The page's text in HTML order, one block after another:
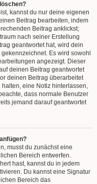
kannst du nur deine eigenen
Beitrag bearbeiten, indem
Beitrag anklickst;
nach seiner Erstellung
geantwortet hat, wird dein
Es wird sowohl
angezeigt. Dieser
deinen Beitrag geantwortet
deinen Beitrag überarbeitet
eine Notiz hinterlassen,
dass normale Benutzer
jemand darauf geantwortet
musst du zunächst eine
Bereich entwerfen.
hast, kannst du in jedem
Du kannst eine Signatur
Bereich das